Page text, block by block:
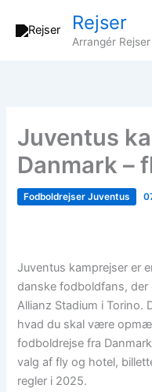
Rejser
Arrangér Rejser
Juventus
Danmark –
Fodboldrejser Juventus
Juventus kamprejser er
danske fodboldfans,
Allianz Stadium i Torino.
hvad du skal være
fodboldrejse fra
valg af fly og hotel,
regler i 2025.